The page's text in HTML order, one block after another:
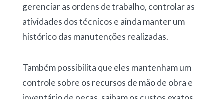
gerenciar as ordens de trabalho, controlar as
atividades dos técnicos e ainda manter um
histórico das manutenções realizadas.
Também possibilita que eles mantenham um
controle sobre os recursos de mão de obra e